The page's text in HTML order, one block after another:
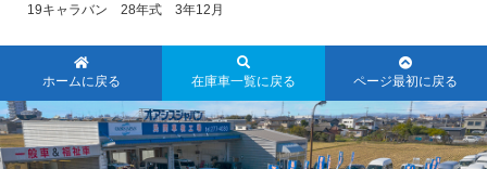
19キャラバン 28年式 3年12月
ホームに戻る 在庫車一覧に戻る ページ最初に戻る